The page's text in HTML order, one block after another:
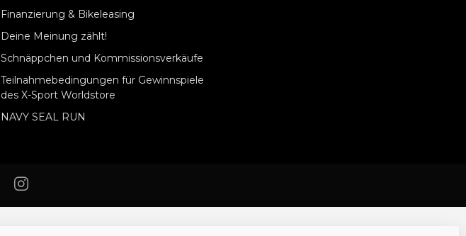
Finanzierung & Bikeleasing
Deine Meinung zählt!
Schnäppchen und Kommissionsverkäufe
Teilnahmebedingungen für Gewinnspiele
des X-Sport Worldstore
NAVY SEAL RUN